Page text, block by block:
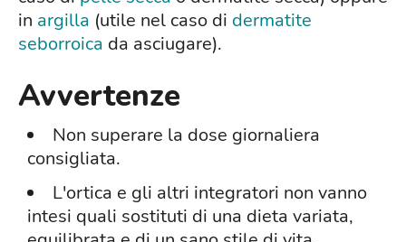
in argilla (utile nel caso di dermatite
seborroica da asciugare).
Avvertenze
Non superare la dose giornaliera
consigliata.
L'ortica e gli altri integratori non vanno
intesi quali sostituti di una dieta variata,